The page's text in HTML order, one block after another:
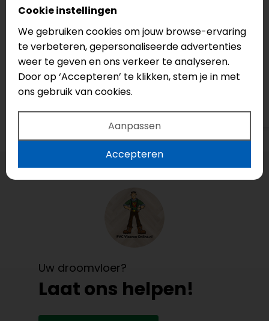
Cookie instellingen
We gebruiken cookies om jouw browse-ervaring
te verbeteren, gepersonaliseerde advertenties
weer te geven en ons verkeer te analyseren.
Door op ‘Accepteren’ te klikken, stem je in met
ons gebruik van cookies.
Aanpassen
Accepteren
Uw droomvloer?
Laat ons helpen!